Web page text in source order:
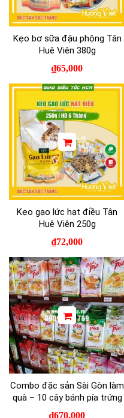
Kẹo bơ sữa đậu phộng Tân
Huê Viên 380g
₫65,000
Kẹo gạo lức hạt điều Tân
Huê Viên 250g
₫72,000
Combo đặc sản Sài Gòn làm
quà – 10 cây bánh pía trứng
₫670,000